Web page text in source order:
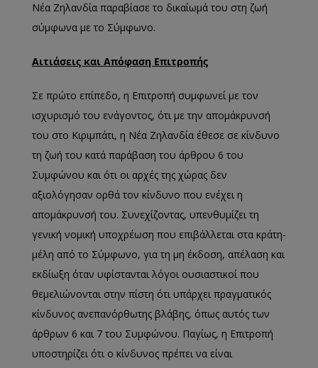
Νέα Ζηλανδία παραβίασε το δικαίωμά του στη ζωή
σύμφωνα με το Σύμφωνο.
Αιτιάσεις και Απόφαση Επιτροπής
Σε πρώτο επίπεδο, η Επιτροπή συμφωνεί με τον
ισχυρισμό του ενάγοντος, ότι με την απομάκρυνσή
του στο Κιριμπάτι, η Νέα Ζηλανδία έθεσε σε κίνδυνο
τη ζωή του κατά παράβαση του άρθρου 6 του
Συμφώνου και ότι οι αρχές της χώρας δεν
αξιολόγησαν ορθά τον κίνδυνο που ενέχει η
απομάκρυνσή του. Συνεχίζοντας, υπενθυμίζει τη
γενική νομική υποχρέωση που επιβάλλεται στα κράτη-
μέλη από το Σύμφωνο, για τη μη έκδοση, απέλαση και
εκδίωξη όταν υφίστανται λόγοι ουσιαστικοί που
θεμελιώνονται στην πίστη ότι υπάρχει πραγματικός
κίνδυνος ανεπανόρθωτης βλάβης, όπως αυτός των
άρθρων 6 και 7 του Συμφώνου. Παγίως, η Επιτροπή
υποστηρίζει ότι ο κίνδυνος πρέπει να είναι